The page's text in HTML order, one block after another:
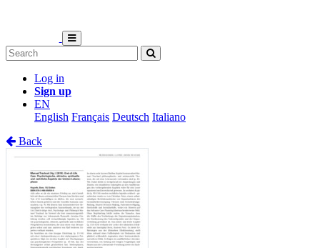
Log in
Sign up
EN
English Français Deutsch Italiano
Back